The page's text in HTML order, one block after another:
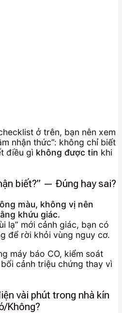
ở trên, bạn nên xem
nhận thức”: không chỉ biết
điều gì không được tin khi
biết?” — Đúng hay sai?
màu, không vị nên
khứu giác.
lạ” mới cảnh giác, bạn có
để rời khỏi vùng nguy cơ.
máy báo CO, kiểm soát
cảnh triệu chứng thay vì
vài phút trong nhà kín
Không?